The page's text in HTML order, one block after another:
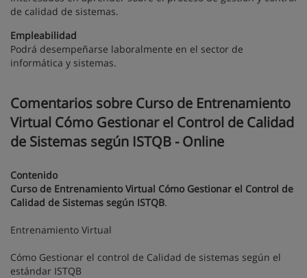
de calidad de sistemas.
Empleabilidad
Podrá desempeñarse laboralmente en el sector de
informática y sistemas.
Comentarios sobre Curso de Entrenamiento
Virtual Cómo Gestionar el Control de Calidad
de Sistemas según ISTQB - Online
Contenido
Curso de Entrenamiento Virtual Cómo Gestionar el Control de
Calidad de Sistemas según ISTQB.
Entrenamiento Virtual
Cómo Gestionar el control de Calidad de sistemas según el
estándar ISTQB